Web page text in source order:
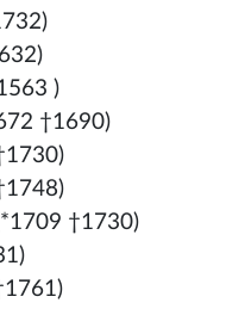
)
†1690)
†1730)